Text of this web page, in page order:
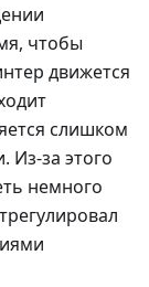
чтобы
движется
слишком
Из-за этого
немного